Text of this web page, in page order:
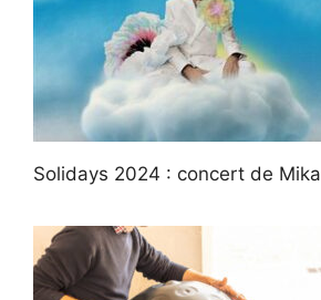
Solidays 2024 : concert de Mika